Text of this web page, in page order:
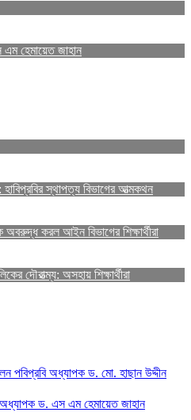
হেমায়েত জাহান
স্থাপত্য বিভাগের আত্মকথন
করল আইন বিভাগের শিক্ষার্থীরা
দৌরাত্ম্য: অসহায় শিক্ষার্থীরা
পবিপ্রবি অধ্যাপক ড. মো. হাছান উদ্দীন
অধ্যাপক ড. এস এম হেমায়েত জাহান